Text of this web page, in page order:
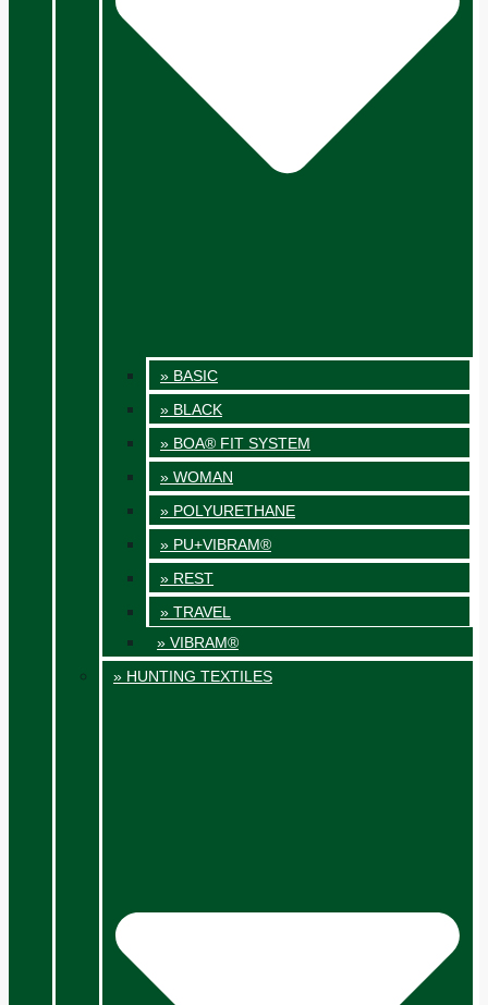
» BASIC
» BLACK
» BOA® FIT SYSTEM
» WOMAN
» POLYURETHANE
» PU+VIBRAM®
» REST
» TRAVEL
» VIBRAM®
» HUNTING TEXTILES